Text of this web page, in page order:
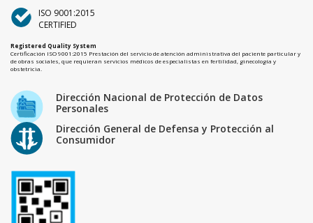
ISO 9001:2015
CERTIFIED
Registered Quality System
Certificación ISO 9001:2015 Prestación del servicio de atención administrativa del paciente particular y
de obras sociales, que requieran servicios médicos de especialistas en fertilidad, ginecología y
obstetricia.
Dirección Nacional de Protección de Datos
Personales
Dirección General de Defensa y Protección al
Consumidor